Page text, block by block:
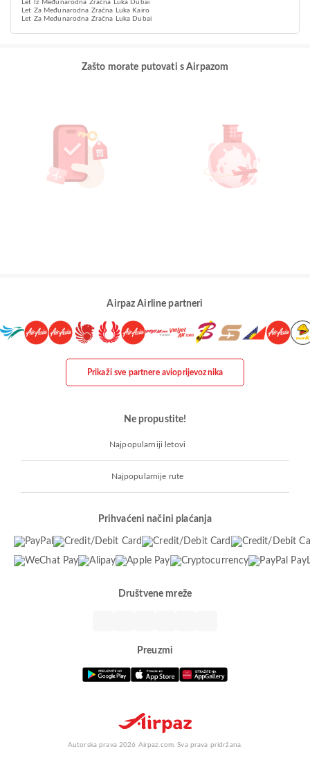
Let Iz Međunarodna Zračna Luka Dubai
Let Za Međunarodna Zračna Luka Kairo
Let Za Međunarodna Zračna Luka Dubai
Zašto morate putovati s Airpazom
Airpaz Airline partneri
Prikaži sve partnere avioprijevoznika
Ne propustite!
Najpopularniji letovi
Najpopularnije rute
Prihvaćeni načini plaćanja
Društvene mreže
Preuzmi
Autorska prava 2026 Airpaz.com. Sva prava pridržana.